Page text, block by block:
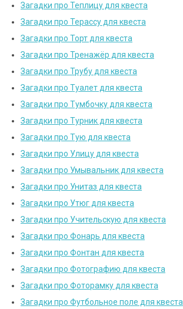
Загадки про Теплицу для квеста
Загадки про Терассу для квеста
Загадки про Торт для квеста
Загадки про Тренажёр для квеста
Загадки про Трубу для квеста
Загадки про Туалет для квеста
Загадки про Тумбочку для квеста
Загадки про Турник для квеста
Загадки про Тую для квеста
Загадки про Улицу для квеста
Загадки про Умывальник для квеста
Загадки про Унитаз для квеста
Загадки про Утюг для квеста
Загадки про Учительскую для квеста
Загадки про Фонарь для квеста
Загадки про Фонтан для квеста
Загадки про Фотографию для квеста
Загадки про Фоторамку для квеста
Загадки про Футбольное поле для квеста